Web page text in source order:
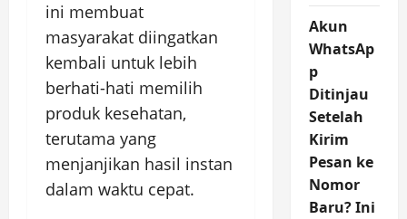
ini membuat
masyarakat diingatkan
kembali untuk lebih
berhati-hati memilih
produk kesehatan,
terutama yang
menjanjikan hasil instan
dalam waktu cepat.
Akun
WhatsAp
p
Ditinjau
Setelah
Kirim
Pesan ke
Nomor
Baru? Ini